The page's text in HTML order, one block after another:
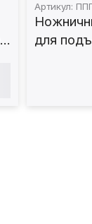
Артикул:
для